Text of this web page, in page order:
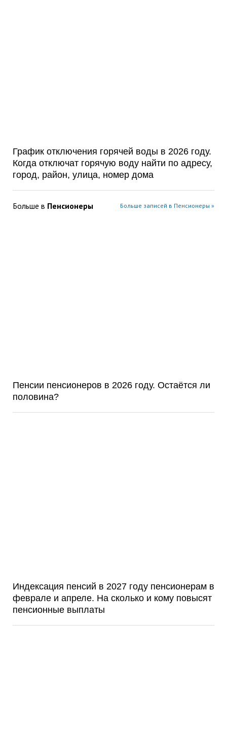
График отключения горячей воды в 2026 году.
Когда отключат горячую воду найти по адресу,
город, район, улица, номер дома
Больше в Пенсионеры Больше записей в Пенсионеры »
Пенсии пенсионеров в 2026 году. Остаётся ли
половина?
Индексация пенсий в 2027 году пенсионерам в
феврале и апреле. На сколько и кому повысят
пенсионные выплаты